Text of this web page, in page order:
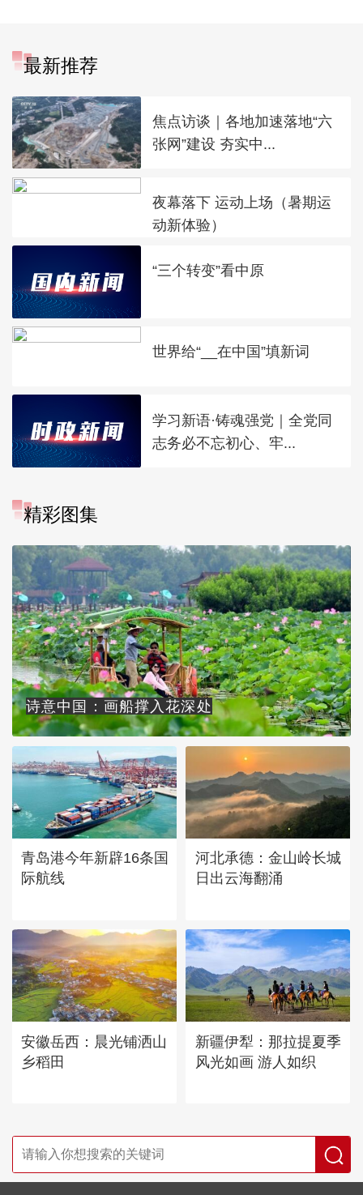
最新推荐
焦点访谈｜各地加速落地“六
张网”建设 夯实中...
夜幕落下 运动上场（暑期运
动新体验）
“三个转变”看中原
世界给“__在中国”填新词
学习新语·铸魂强党｜全党同
志务必不忘初心、牢...
精彩图集
诗意中国：画船撑入花深处
青岛港今年新辟16条国
际航线
河北承德：金山岭长城
日出云海翻涌
安徽岳西：晨光铺洒山
乡稻田
新疆伊犁：那拉提夏季
风光如画 游人如织